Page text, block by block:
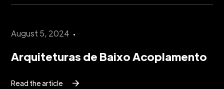
August 5, 2024
Arquiteturas de Baixo Acoplamento
Read the article